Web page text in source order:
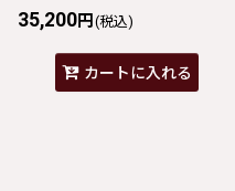
35,200円 (税込)
カートに入れる